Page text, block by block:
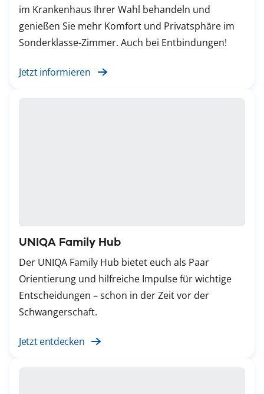
im Krankenhaus Ihrer Wahl behandeln und
genießen Sie mehr Komfort und Privatsphäre im
Sonderklasse-Zimmer. Auch bei Entbindungen!
Jetzt informieren
UNIQA Family Hub
Der UNIQA Family Hub bietet euch als Paar
Orientierung und hilfreiche Impulse für wichtige
Entscheidungen – schon in der Zeit vor der
Schwangerschaft.
Jetzt entdecken